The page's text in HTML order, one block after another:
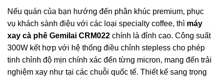
Nếu quán của bạn hướng đến phân khúc premium, phục
vụ khách sành điệu với các loại specialty coffee, thì máy
xay cà phê Gemilai CRM022 chính là đỉnh cao. Công suất
300W kết hợp với hệ thống điều chỉnh stepless cho phép
tinh chỉnh độ mịn chính xác đến từng micron, mang đến trải
nghiệm xay như tại các chuỗi quốc tế. Thiết kế sang trọng